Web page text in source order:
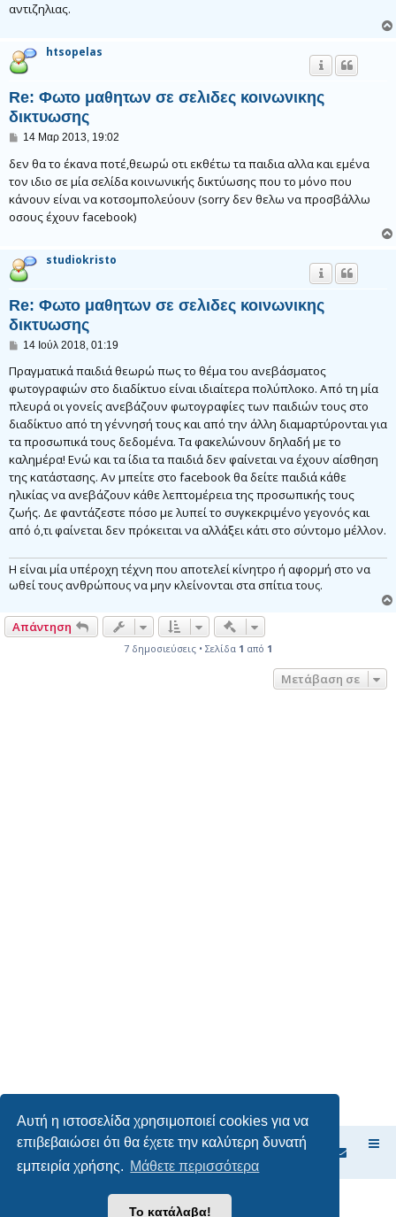
Αυτή η ιστοσελίδα χρησιμοποιεί cookies για να
επιβεβαιώσει ότι θα έχετε την καλύτερη δυνατή
εμπειρία χρήσης. Μάθετε περισσότερα
Το κατάλαβα!
αντιζηλιας.
htsopelas
Re: Φωτο μαθητων σε σελιδες κοινωνικης
δικτυωσης
Δ
μ
σ
ί
υ
14 Μαρ 2013, 19:02
δεν θα το έκανα ποτέ,θεωρώ οτι εκθέτω τα παιδια αλλα και εμένα
τον ιδιο σε μία σελίδα κοινωνικής δικτύωσης που το μόνο που
κάνουν είναι να κοτσομπολεύουν (sorry δεν θελω να προσβάλλω
οσους έχουν facebook)
studiokristo
Re: Φωτο μαθητων σε σελιδες κοινωνικης
δικτυωσης
Δ
μ
σ
ί
υ
σ
η
14 Ιούλ 2018, 01:19
Πραγματικά παιδιά θεωρώ πως το θέμα του ανεβάσματος
φωτογραφιών στο διαδίκτυο είναι ιδιαίτερα πολύπλοκο. Από τη μία
πλευρά οι γονείς ανεβάζουν φωτογραφίες των παιδιών τους στο
διαδίκτυο από τη γέννησή τους και από την άλλη διαμαρτύρονται για
τα προσωπικά τους δεδομένα. Τα φακελώνουν δηλαδή με το
καλημέρα! Ενώ και τα ίδια τα παιδιά δεν φαίνεται να έχουν αίσθηση
της κατάστασης. Αν μπείτε στο facebook θα δείτε παιδιά κάθε
ηλικίας να ανεβάζουν κάθε λεπτομέρεια της προσωπικής τους
ζωής. Δε φαντάζεστε πόσο με λυπεί το συγκεκριμένο γεγονός και
από ό,τι φαίνεται δεν πρόκειται να αλλάξει κάτι στο σύντομο μέλλον.
Η είναι μία υπέροχη τέχνη που αποτελεί κίνητρο ή αφορμή στο να
ωθεί τους ανθρώπους να μην κλείνονται στα σπίτια τους.
Απάντηση Γρήγορα εργαλεία
7 δημοσιεύσεις • Σελίδα 1 από 1
Μετάβαση σε
Ευρετήριο Δ. Συζήτησης
Δημιουργήθηκε απόphpBB® Forum Software © phpBB Limited